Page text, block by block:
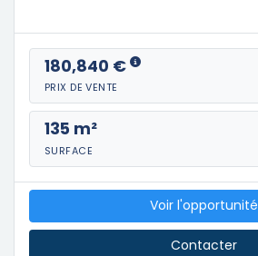
180,840 €
PRIX DE VENTE
135 m²
SURFACE
Voir l'opportunité
Contacter